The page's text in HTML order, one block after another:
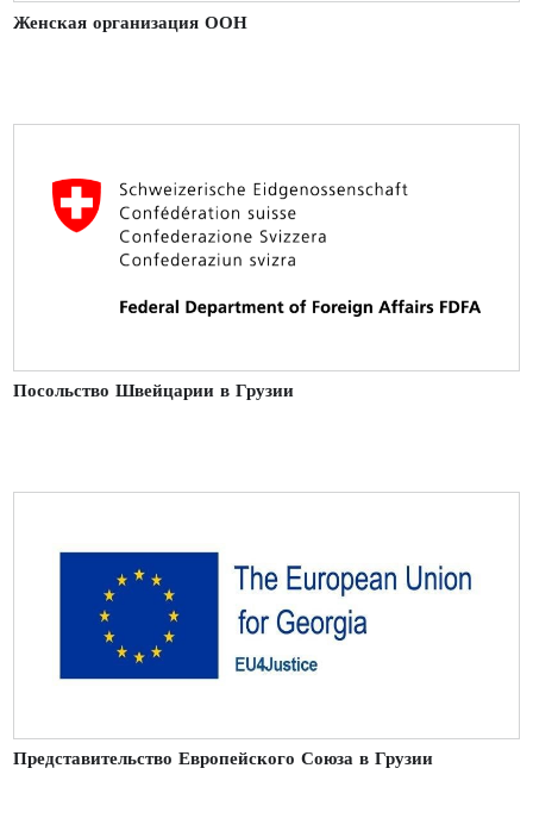
Женская организация ООН
Посольство Швейцарии в Грузии
Представительство Европейского Союза в Грузии